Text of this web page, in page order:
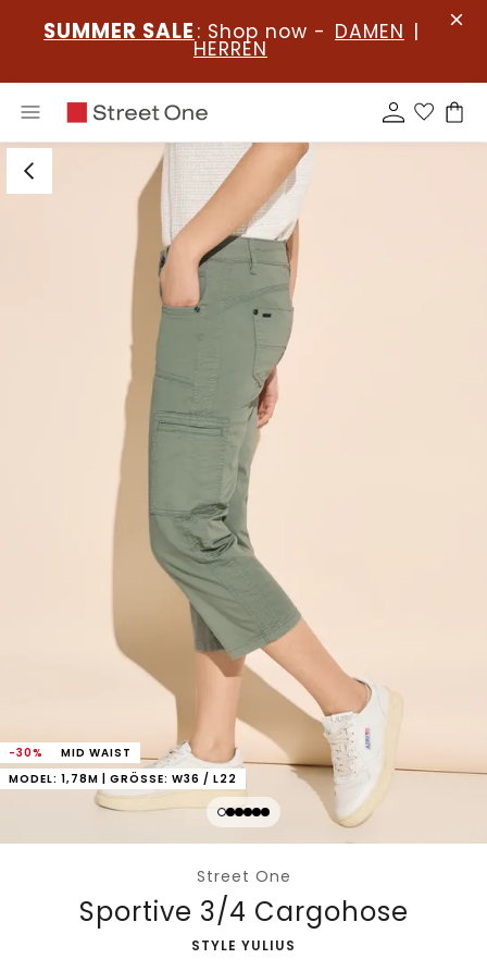
SUMMER SALE : Shop now - DAMEN |
HERREN
-30%
MID WAIST
MODEL: 1,78M | GRÖSSE: W36 / L22
Street One
Sportive 3/4 Cargohose
-
STYLE YULIUS